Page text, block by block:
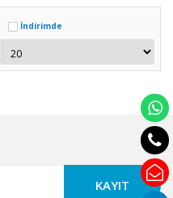
İndirimde
KAYIT